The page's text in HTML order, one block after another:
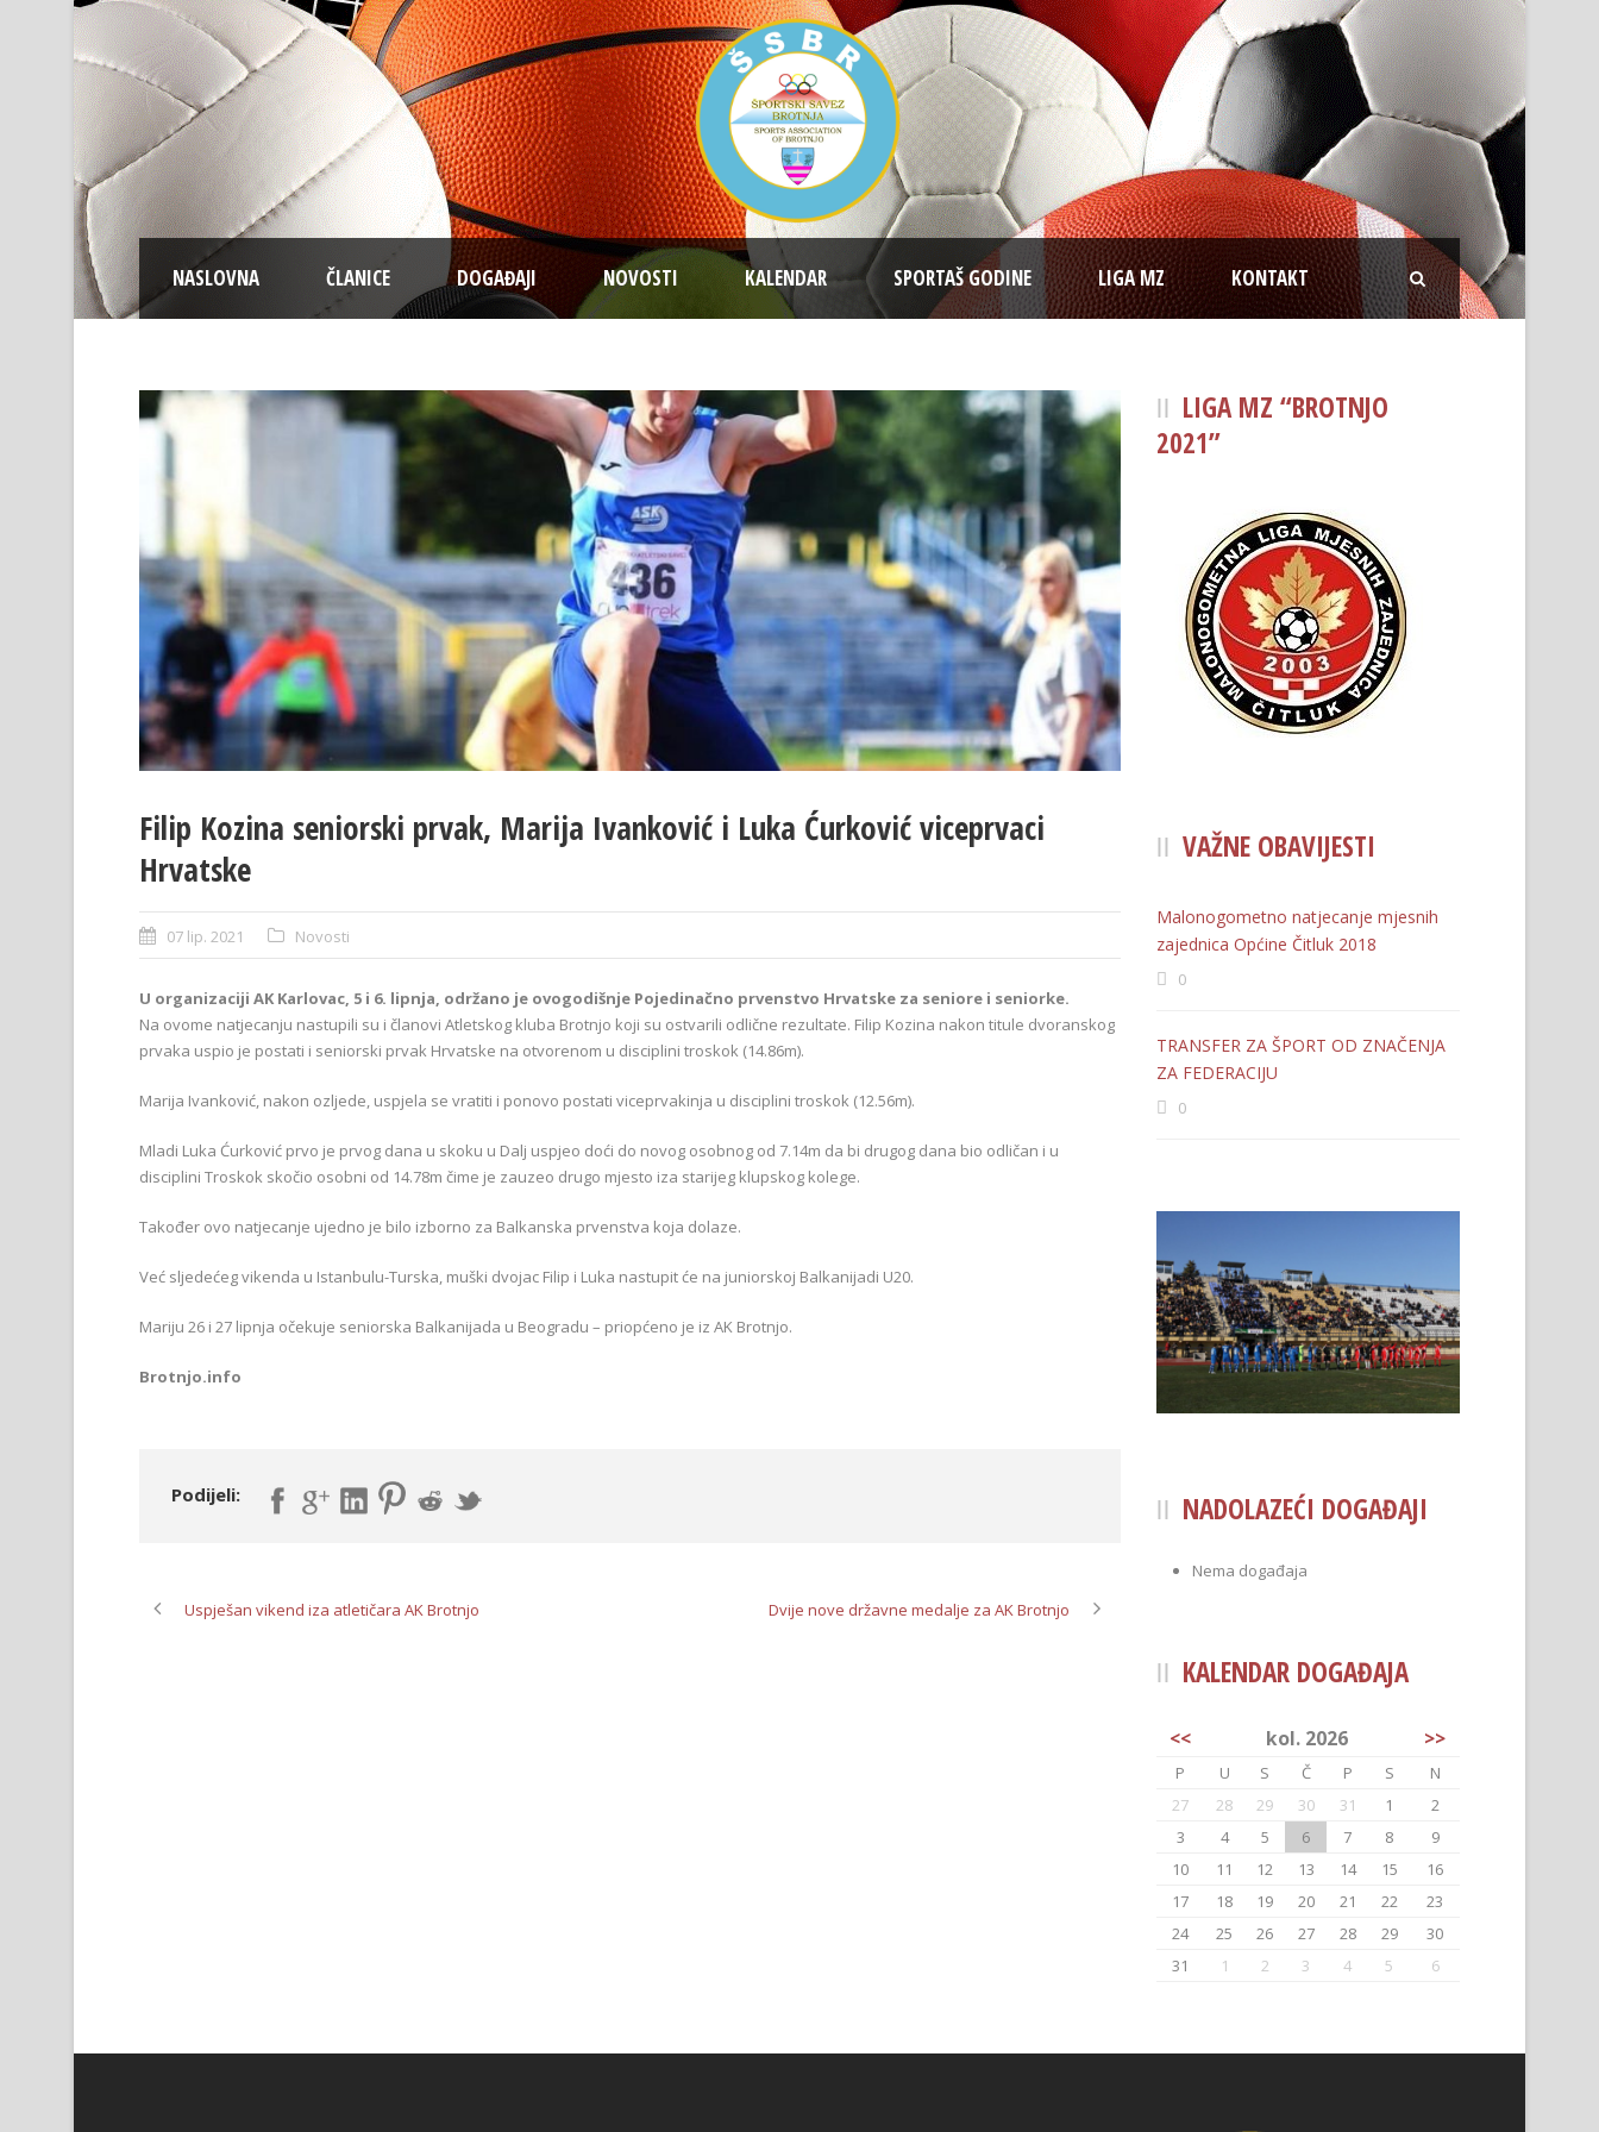
NASLOVNA ČLANICE DOGAĐAJI NOVOSTI KALENDAR SPORTAŠ GODINE LIGA MZ KONTAKT
Filip Kozina seniorski prvak, Marija Ivanković i Luka Ćurković viceprvaci
Hrvatske
07 lip. 2021 Novosti
U organizaciji AK Karlovac, 5 i 6. lipnja, održano je ovogodišnje Pojedinačno prvenstvo Hrvatske za seniore i seniorke.
Na ovome natjecanju nastupili su i članovi Atletskog kluba Brotnjo koji su ostvarili odlične rezultate. Filip Kozina nakon titule dvoranskog
prvaka uspio je postati i seniorski prvak Hrvatske na otvorenom u disciplini troskok (14.86m).
Marija Ivanković, nakon ozljede, uspjela se vratiti i ponovo postati viceprvakinja u disciplini troskok (12.56m).
Mladi Luka Ćurković prvo je prvog dana u skoku u Dalj uspjeo doći do novog osobnog od 7.14m da bi drugog dana bio odličan i u
disciplini Troskok skočio osobni od 14.78m čime je zauzeo drugo mjesto iza starijeg klupskog kolege.
Također ovo natjecanje ujedno je bilo izborno za Balkanska prvenstva koja dolaze.
Već sljedećeg vikenda u Istanbulu-Turska, muški dvojac Filip i Luka nastupit će na juniorskoj Balkanijadi U20.
Mariju 26 i 27 lipnja očekuje seniorska Balkanijada u Beogradu – priopćeno je iz AK Brotnjo.
Brotnjo.info
Podijeli:
Uspješan vikend iza atletičara AK Brotnjo Dvije nove državne medalje za AK Brotnjo
LIGA MZ “BROTNJO
2021”
VAŽNE OBAVIJESTI
Malonogometno natjecanje mjesnih
zajednica Općine Čitluk 2018
0
TRANSFER ZA ŠPORT OD ZNAČENJA
ZA FEDERACIJU
0
NADOLAZEĆI DOGAĐAJI
Nema događaja
KALENDAR DOGAĐAJA
<< kol. 2026 >>
P U S Č P S
N
27
28 29 30 31 1
2
3
4 5 6 7 8
9
10
11 12 13 14 15
16
17
18 19 20 21 22
23
24
25 26 27 28 29
30
31
1 2 3 4 5 6